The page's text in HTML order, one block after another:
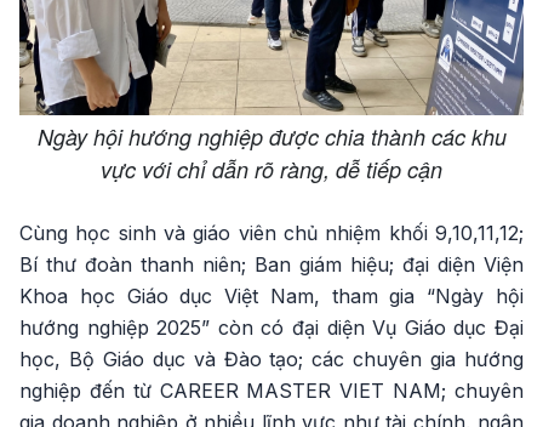
Ngày hội hướng nghiệp được chia thành các khu
vực với chỉ dẫn rõ ràng, dễ tiếp cận
Cùng học sinh và giáo viên chủ nhiệm khối 9,10,11,12;
Bí thư đoàn thanh niên; Ban giám hiệu; đại diện Viện
Khoa học Giáo dục Việt Nam, tham gia “Ngày hội
hướng nghiệp 2025” còn có đại diện Vụ Giáo dục Đại
học, Bộ Giáo dục và Đào tạo; các chuyên gia hướng
nghiệp đến từ CAREER MASTER VIET NAM; chuyên
gia doanh nghiệp ở nhiều lĩnh vực như tài chính, ngân